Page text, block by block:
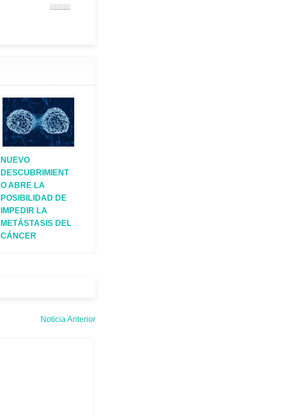
NUEVO
DESCUBRIMIENT
O ABRE LA
POSIBILIDAD DE
IMPEDIR LA
METÁSTASIS DEL
CÁNCER
Noticia Anterior